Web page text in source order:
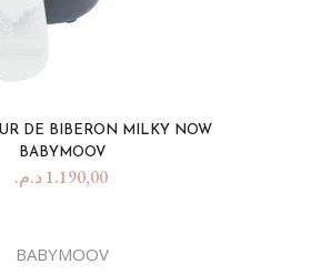
DE BIBERON MILKY NOW
BABYMOOV
1.190,00 د.م.
BABYMOOV